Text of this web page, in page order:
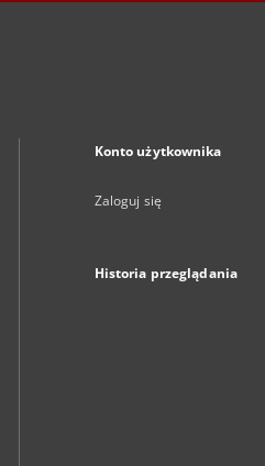
Konto użytkownika
Zaloguj się
Historia przeglądania